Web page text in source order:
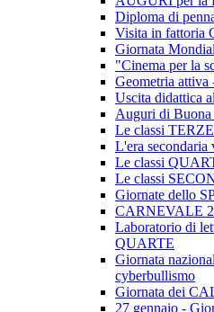
Diploma di
Visita in fattoria
Giornata
"Cinema per la
Geometria attiva
Uscita didattica
Auguri di
Le classi
L'era secondaria
Le classi
Le classi
Giornate dello
CARNEVALE
Laboratorio di
QUARTE
Giornata
cyberbullismo
Giornata dei
27 gennaio -